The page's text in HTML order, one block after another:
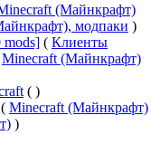
(Майнкрафт)
модпаки )
mods] ( Клиенты
Minecraft (Майнкрафт)
( )
( Minecraft (Майнкрафт)
)